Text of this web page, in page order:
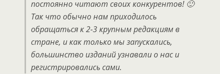
постоянно читают своих конкурентов! 🙂
Так что обычно нам приходилось
обращаться к 2-3 крупным редакциям в
стране, и как только мы запускались,
большинство изданий узнавали о нас и
регистрировались сами.